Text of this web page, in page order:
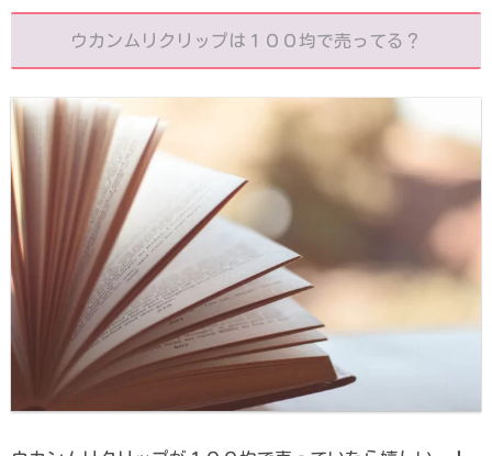
ウカンムリクリップは１００均で売ってる？